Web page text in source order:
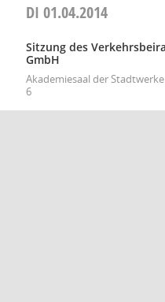
DI 01.04.2014
Sitzung des
GmbH
Akademiesaal der
6